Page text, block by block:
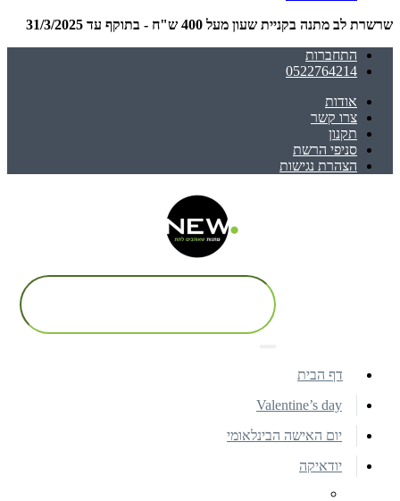
שרשרת לב מתנה בקניית שעון מעל 400 ש"ח - בתוקף עד 31/3/2025
התחברות
0522764214
אודות
צרו קשר
תקנון
סניפי הרשת
הצהרת נגישות
דף הבית
Valentine’s day
יום האישה הבינלאומי
יודאיקה